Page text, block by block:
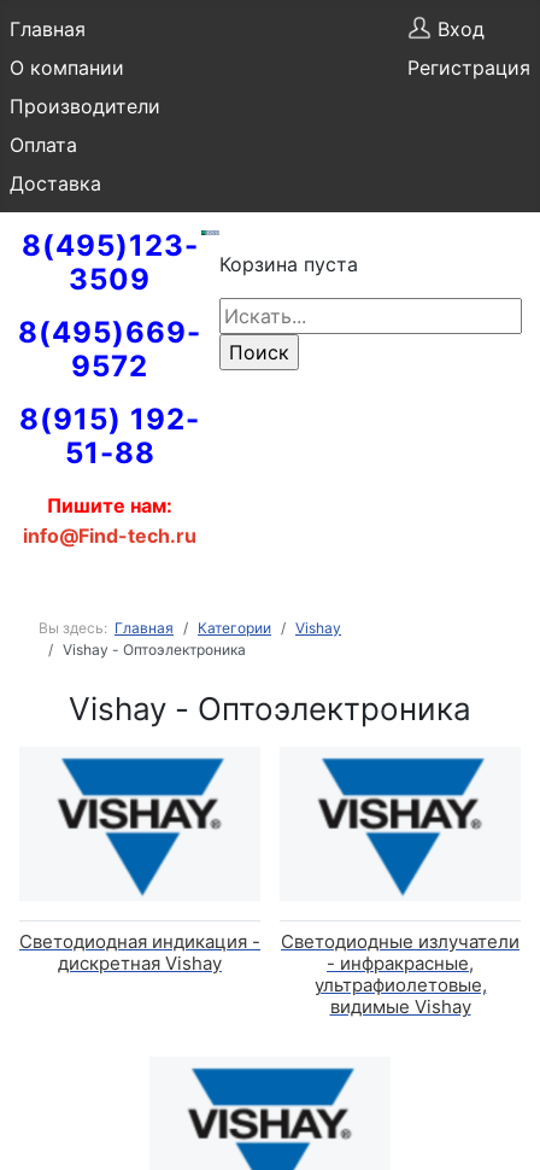
Главная
О компании
Производители
Оплата
Доставка
Вход
Регистрация
8(495)123-
3509
8(495)669-
9572
8(915) 192-
51-88
Пишите нам:
info@Find-tech.ru
Корзина пуста
Вы здесь: Главная Категории
Vishay
Vishay - Оптоэлектроника
Vishay - Оптоэлектроника
Светодиодная индикация -
дискретная Vishay
Светодиодные излучатели
- инфракрасные,
ультрафиолетовые,
видимые Vishay